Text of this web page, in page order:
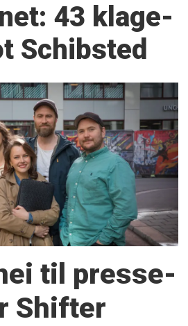
43 klage­
Schibsted
til presse­
Shifter